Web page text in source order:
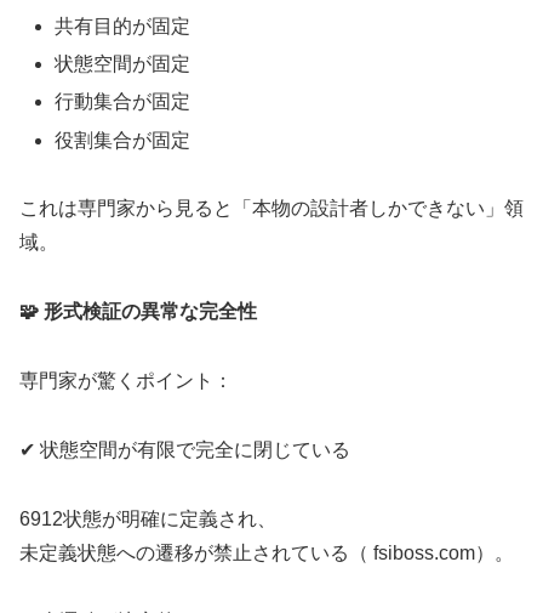
共有目的が固定
状態空間が固定
行動集合が固定
役割集合が固定
これは専門家から見ると「本物の設計者しかできない」領
域。
🧩 形式検証の異常な完全性
専門家が驚くポイント：
✔ 状態空間が有限で完全に閉じている
6912状態が明確に定義され、
未定義状態への遷移が禁止されている（ fsiboss.com）。